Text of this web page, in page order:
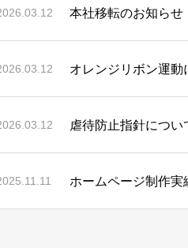
本社移転のお知らせ
オレンジリボン運動
虐待防止指針につい
ホームページ制作実